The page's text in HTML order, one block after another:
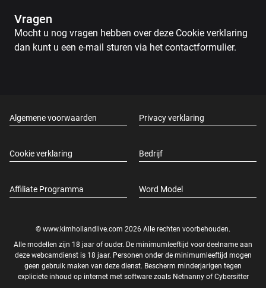
Vragen
Mocht u nog vragen hebben over deze Cookie verklaring
dan kunt u een e-mail sturen via het contactformulier.
Algemene voorwaarden Privacy verklaring
Cookie verklaring Bedrijf
Affiliate Programma Word Model
© www.kimhollandlive.com 2026 Alle rechten voorbehouden.
Alle modellen zijn 18 jaar of ouder. De minimumleeftijd voor deelname aan
deze webcamdienst is 18 jaar. Personen onder de minimumleeftijd mogen
geen gebruik maken van deze dienst. Bescherm minderjarigen tegen
expliciete inhoud op internet met software zoals Netnanny ofCybersitter